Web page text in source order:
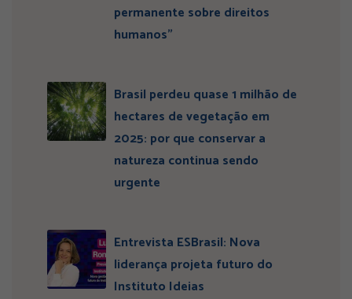
permanente sobre direitos
humanos”
Brasil perdeu quase 1 milhão de
hectares de vegetação em
2025: por que conservar a
natureza continua sendo
urgente
Entrevista ESBrasil: Nova
liderança projeta futuro do
Instituto Ideias